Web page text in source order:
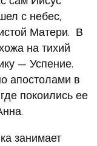
с небес,
Матери. В
на тихий
— Успение.
апостолами в
покоились ее
занимает